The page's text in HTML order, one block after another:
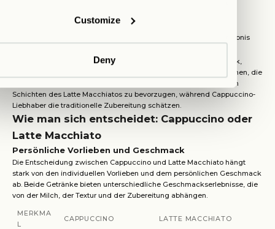
Customize
Deny
Eleganz
Visuelles Erlebnis
Die Entscheidung für ein Getränk hängt nicht nur vom Geschmack,
sondern auch von der jeweiligen kulturellen Erfahrung ab. Menschen, die
Wert auf Ästhetik legen, neigen dazu, die kunstvoll geschichteten
Schichten des Latte Macchiatos zu bevorzugen, während Cappuccino-
Liebhaber die traditionelle Zubereitung schätzen.
Wie man sich entscheidet: Cappuccino oder
Latte Macchiato
Persönliche Vorlieben und Geschmack
Die Entscheidung zwischen Cappuccino und Latte Macchiato hängt
stark von den individuellen Vorlieben und dem persönlichen Geschmack
ab. Beide Getränke bieten unterschiedliche Geschmackserlebnisse, die
von der Milch, der Textur und der Zubereitung abhängen.
MERKMA
L
CAPPUCCINO LATTE MACCHIATO